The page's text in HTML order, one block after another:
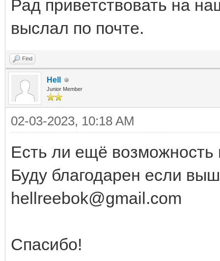
Рад приветствовать на
выслал по почте.
Find
Hell
Junior Member
02-03-2023, 10:18 AM
Есть ли ещё возможность
Буду благодарен если
hellreebok@gmail.com
Спасибо!